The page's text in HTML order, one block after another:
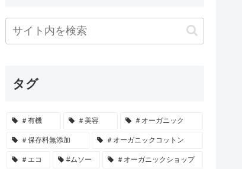
タグ
＃有機 ＃美容 ＃オーガニック
＃保存料無添加 ＃オーガニックコットン
＃エコ #ムソー ＃オーガニックショップ